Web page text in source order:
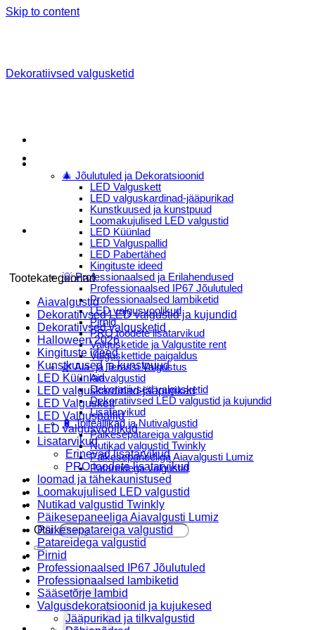
Skip to content
🎄 Jõulutuled ja Dekoratsioonid
LED Valguskett
LED valguskardinad-jääpurikad
Kunstkuused ja kunstpuud
Loomakujulised LED valgustid
LED Küünlad
LED Valguspallid
LED Pabertähed
Kingituste ideed
💡 Professionaalsed ja Erilahendused
Professionaalsed IP67 Jõulutuled
Professionaalsed lambiketid
LED valgusvoolikud
Pirnid
PRO toodete lisatarvikud
Valgusketide ja Valgustite rent
Valguskettide paigaldus
🌿 Aia- ja Terassi Valgustus
Aiavalgustid
Dekoratiivsed valgusketid
Dekoratiivsed LED valgustid ja kujundid
Lisatarvikud
🔋 Toiteallikad ja Nutivalgustid
Päikesepatareiga valgustid
Nutikad valgustid Twinkly
Päikesepaneeliga Aiavalgusti Lumiz
Patareidega valgustid
Päikeselaternad Lumiz
Valguskettide paigaldus
Blogi
Otsi:
Dekoratiivsed valgusketid
Tootekategooriad
Aiavalgustid
Dekoratiivsed LED valgustid ja kujundid
Dekoratiivsed valgusketid
Halloween 2026
Kingituste ideed
Kunstkuused ja kunstpuud
LED Küünlad
LED valguskardinad-jääpurikad
LED Valguskett
LED Valguspallid
LED valgusvoolikud
Lisatarvikud
Erinevad lisatarvikud
PRO toodete lisatarvikud
loomad ja tähekaunistused
Loomakujulised LED valgustid
Nutikad valgustid Twinkly
Päikesepaneeliga Aiavalgusti Lumiz
Päikesepatareiga valgustid
Patareidega valgustid
Pirnid
Professionaalsed IP67 Jõulutuled
Professionaalsed lambiketid
Sääsetõrje lambid
Valgusdekoratsioonid ja kujukesed
Jääpurikad ja tilkvalgustid